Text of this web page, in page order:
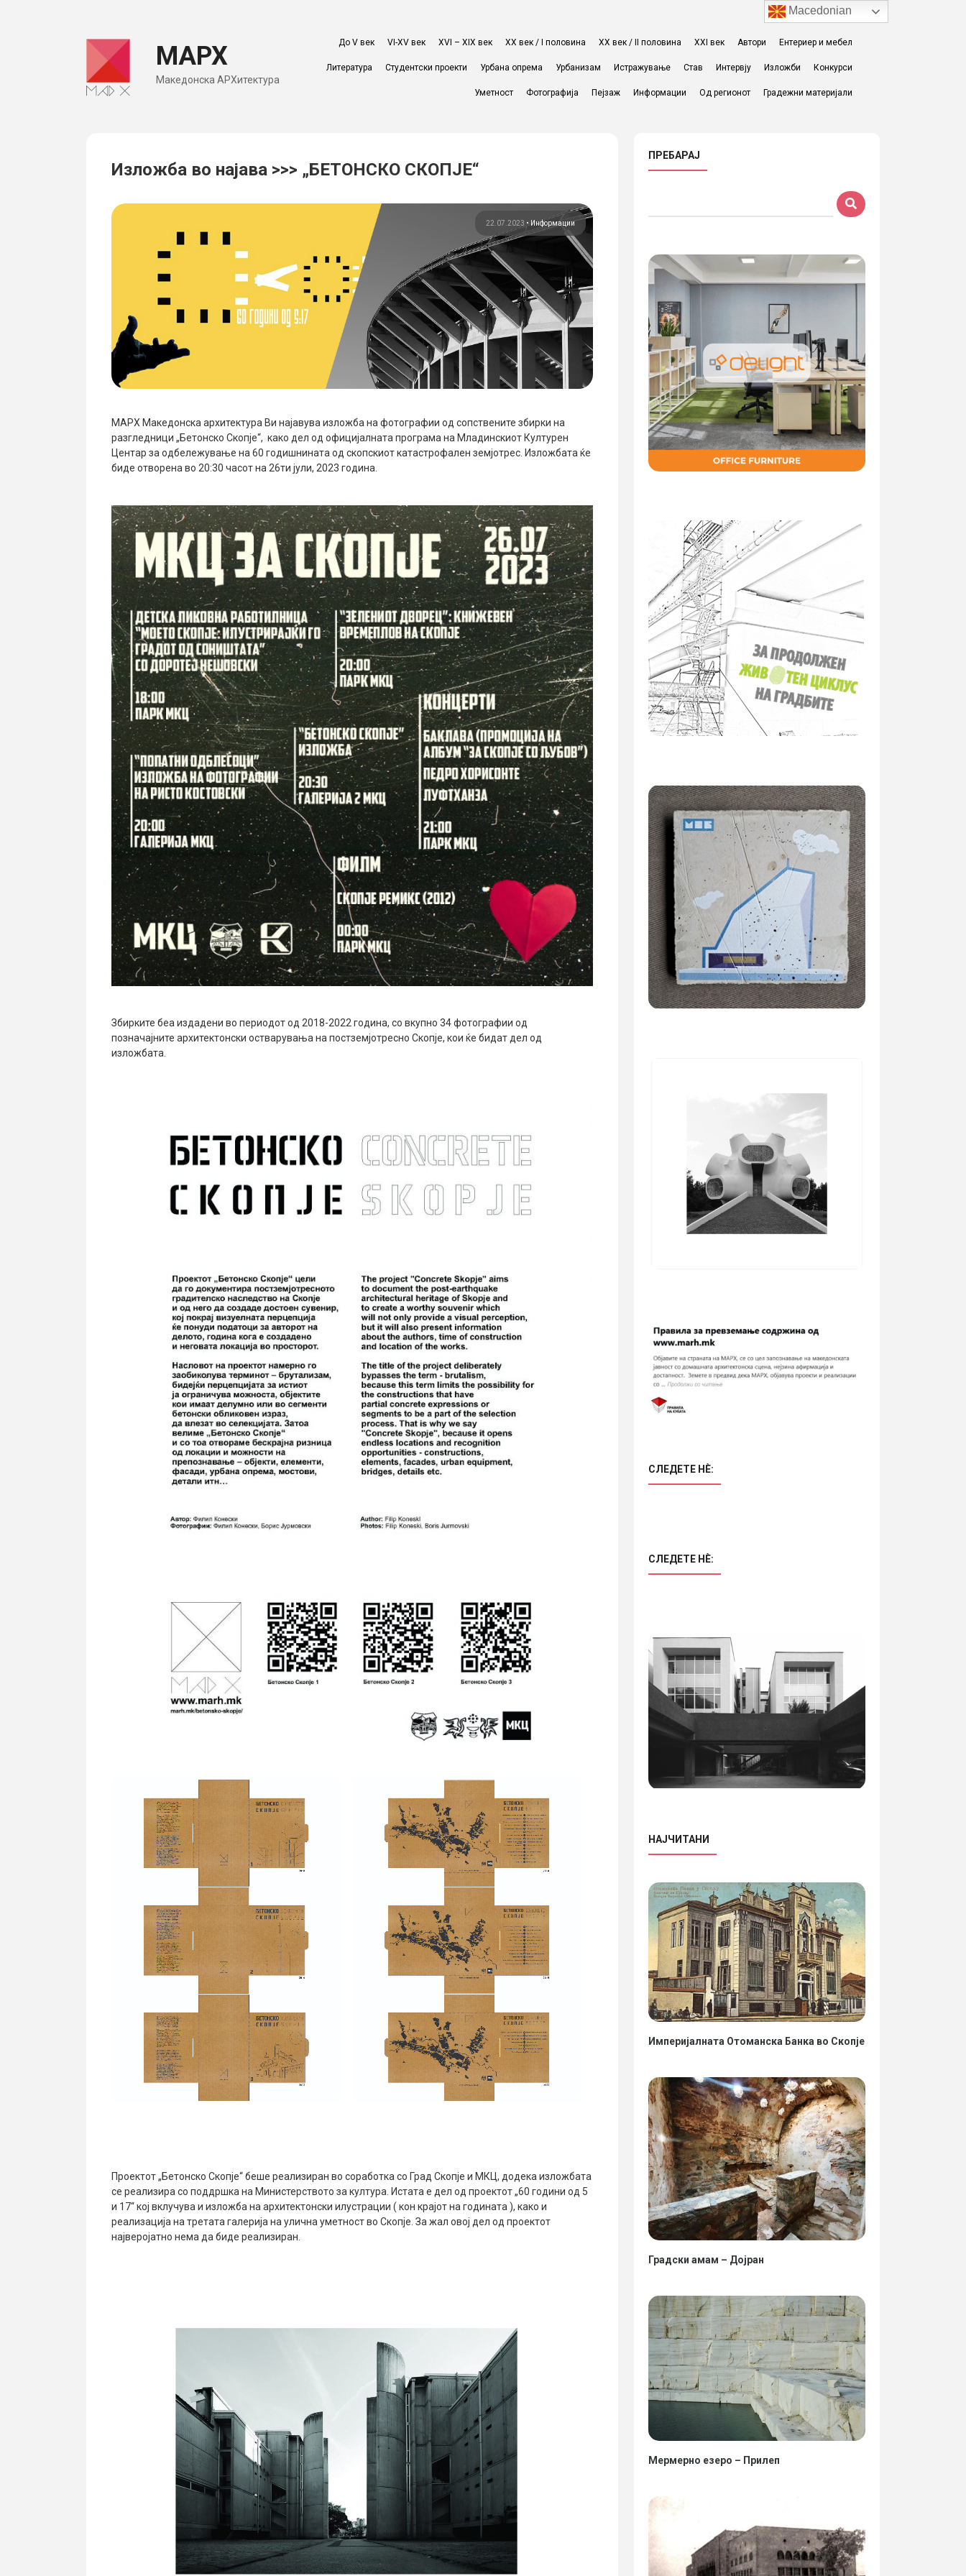
МАРХ
Македонска АРХитектура
До V век VI-XV век XVI – XIX век ХХ век / I половина ХХ век / II половина XXI век Автори Ентериер и мебел
Литература Студентски проекти Урбана опрема Урбанизам Истражување Став Интервју Изложби Конкурси
Уметност Фотографија Пејзаж Информации Од регионот Градежни материјали
Изложба во најава >>> „БЕТОНСКО СКОПЈЕ“
22.07.2023 • Информации
МАРХ Македонска архитектура Ви најавува изложба на фотографии од сопствените збирки на
разгледници „Бетонско Скопје“, како дел од официјалната програма на Младинскиот Културен
Центар за одбележување на 60 годишнината од скопскиот катастрофален земјотрес. Изложбата ќе
биде отворена во 20:30 часот на 26ти јули, 2023 година.
Збирките беа издадени во периодот од 2018-2022 година, со вкупно 34 фотографии од
позначајните архитектонски остварувања на постземјотресно Скопје, кои ќе бидат дел од
изложбата.
Проектот „Бетонско Скопје“ беше реализиран во соработка со Град Скопје и МКЦ, додека изложбата
се реализира со поддршка на Министерството за култура. Истата е дел од проектот „60 години од 5
и 17“ кој вклучува и изложба на архитектонски илустрации ( кон крајот на годината ), како и
реализација на третата галерија на улична уметност во Скопје. За жал овој дел од проектот
најверојатно нема да биде реализиран.
ПРЕБАРАЈ
СЛЕДЕТЕ НÈ:
СЛЕДЕТЕ НÈ:
НАЈЧИТАНИ
Империјалната Отоманска Банка во Скопје
Градски амам – Дојран
Мермерно езеро – Прилеп
Macedonian